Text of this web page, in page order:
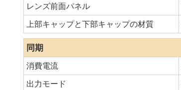
レンズ前面パネル
上部キャップと下部キャップの材質
同期
消費電流
出力モード